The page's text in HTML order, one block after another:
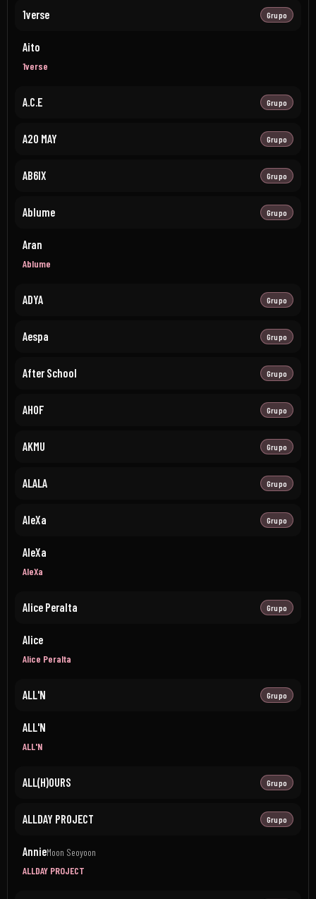
1verse Grupo
Aito
1verse
A.C.E Grupo
A20 MAY Grupo
AB6IX Grupo
Ablume Grupo
Aran
Ablume
ADYA Grupo
Aespa Grupo
After School Grupo
AHOF Grupo
AKMU Grupo
ALALA Grupo
AleXa Grupo
AleXa
AleXa
Alice Peralta Grupo
Alice
Alice Peralta
ALL'N Grupo
ALL'N
ALL'N
ALL(H)OURS Grupo
ALLDAY PROJECT Grupo
AnnieMoon Seoyoon
ALLDAY PROJECT